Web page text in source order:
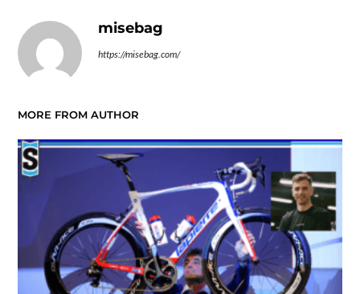
misebag
https://misebag.com/
MORE FROM AUTHOR